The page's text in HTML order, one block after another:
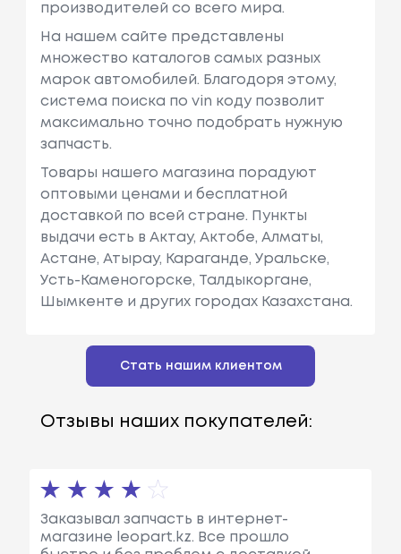
производителей со всего мира.
На нашем сайте представлены
множество каталогов самых разных
марок автомобилей. Благодоря этому,
система поиска по vin коду позволит
максимально точно подобрать нужную
запчасть.
Товары нашего магазина порадуют
оптовыми ценами и бесплатной
доставкой по всей стране. Пункты
выдачи есть в Актау, Актобе, Алматы,
Астане, Атырау, Караганде, Уральске,
Усть-Каменогорске, Талдыкоргане,
Шымкенте и других городах Казахстана.
Стать нашим клиентом
Отзывы наших покупателей:
Заказывал запчасть в интернет-
магазине leopart.kz. Все прошло